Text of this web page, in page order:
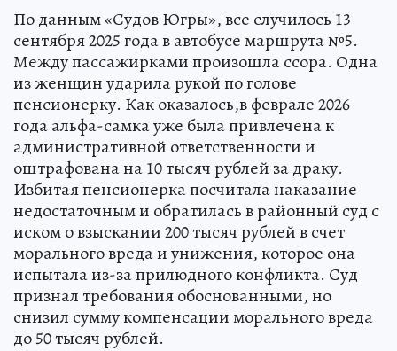
По данным «Судов Югры», все случилось 13
сентября 2025 года в автобусе маршрута №5.
Между пассажирками произошла ссора. Одна
из женщин ударила рукой по голове
пенсионерку. Как оказалось,в феврале 2026
года альфа-самка уже была привлечена к
административной ответственности и
оштрафована на 10 тысяч рублей за драку.
Избитая пенсионерка посчитала наказание
недостаточным и обратилась в районный суд с
иском о взыскании 200 тысяч рублей в счет
морального вреда и унижения, которое она
испытала из-за прилюдного конфликта. Суд
признал требования обоснованными, но
снизил сумму компенсации морального вреда
до 50 тысяч рублей.